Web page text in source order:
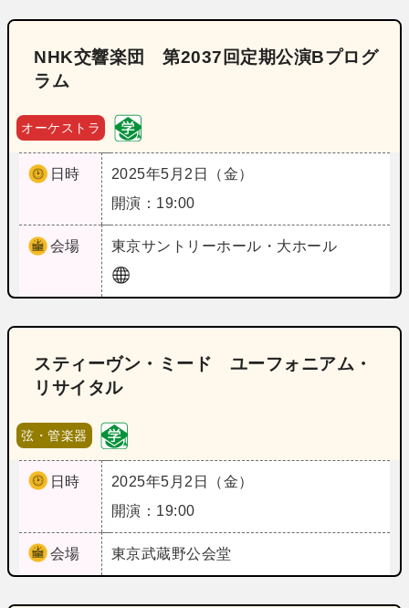
NHK交響楽団 第2037回定期公演Bプログ
ラム
オーケストラ
日時
2025年5月2日（金）
開演：19:00
会場 東京サントリーホール・大ホール
スティーヴン・ミード ユーフォニアム・
リサイタル
弦・管楽器
日時
2025年5月2日（金）
開演：19:00
会場 東京武蔵野公会堂